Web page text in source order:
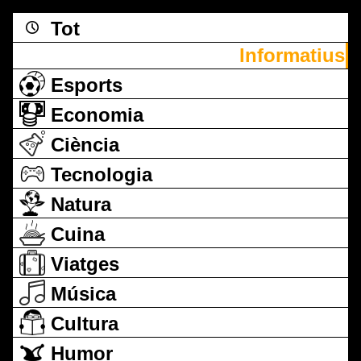
Tot
Informatius
Esports
Economia
Ciència
Tecnologia
Natura
Cuina
Viatges
Música
Cultura
Humor